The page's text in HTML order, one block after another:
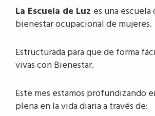
La Escuela de Luz es una
bienestar ocupacional de mujeres.
Estructurada para que de forma
vivas con Bienestar.
Este mes estamos profundizando
plena en la vida diaria a través de: